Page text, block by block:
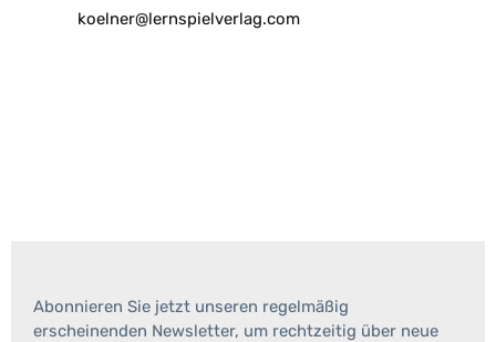
koelner@lernspielverlag.com
Abonnieren Sie jetzt unseren regelmäßig
erscheinenden Newsletter, um rechtzeitig über neue